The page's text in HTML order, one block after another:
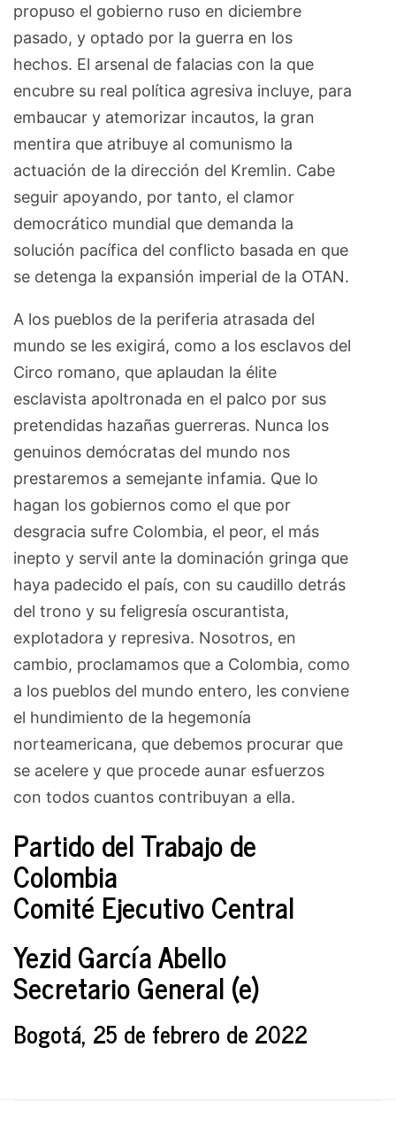
propuso el gobierno ruso en diciembre
pasado, y optado por la guerra en los
hechos. El arsenal de falacias con la que
encubre su real política agresiva incluye, para
embaucar y atemorizar incautos, la gran
mentira que atribuye al comunismo la
actuación de la dirección del Kremlin. Cabe
seguir apoyando, por tanto, el clamor
democrático mundial que demanda la
solución pacífica del conflicto basada en que
se detenga la expansión imperial de la OTAN.
A los pueblos de la periferia atrasada del
mundo se les exigirá, como a los esclavos del
Circo romano, que aplaudan la élite
esclavista apoltronada en el palco por sus
pretendidas hazañas guerreras. Nunca los
genuinos demócratas del mundo nos
prestaremos a semejante infamia. Que lo
hagan los gobiernos como el que por
desgracia sufre Colombia, el peor, el más
inepto y servil ante la dominación gringa que
haya padecido el país, con su caudillo detrás
del trono y su feligresía oscurantista,
explotadora y represiva. Nosotros, en
cambio, proclamamos que a Colombia, como
a los pueblos del mundo entero, les conviene
el hundimiento de la hegemonía
norteamericana, que debemos procurar que
se acelere y que procede aunar esfuerzos
con todos cuantos contribuyan a ella.
Partido del Trabajo de
Colombia
Comité Ejecutivo Central
Yezid García Abello
Secretario General (e)
Bogotá, 25 de febrero de 2022